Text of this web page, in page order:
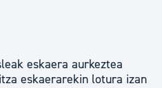
eskaera aurkeztea
eskaerarekin lotura izan